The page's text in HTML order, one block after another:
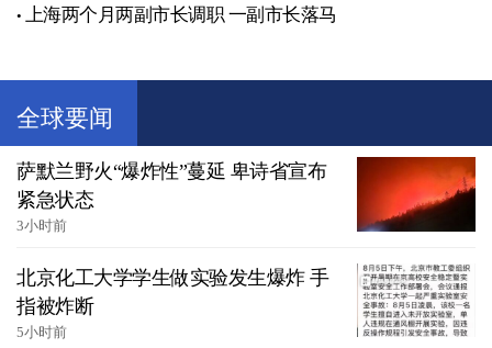
上海两个月两副市长调职 一副市长落马
全球要闻
萨默兰野火“爆炸性”蔓延 卑诗省宣布
紧急状态
3小时前
北京化工大学学生做实验发生爆炸 手
指被炸断
5小时前